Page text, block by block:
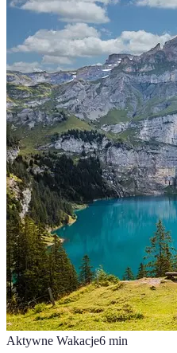
Aktywne Wakacje6 min